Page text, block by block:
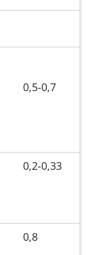
0,5-0,7
0,2-0,33
0,8